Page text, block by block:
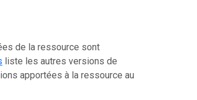
de la ressource sont
liste les autres versions de
apportées à la ressource au